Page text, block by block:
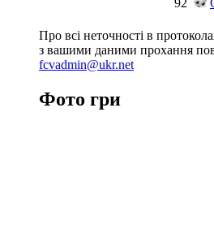
Про всі неточності в
з вашими даними прохання
fcvadmin@ukr.net
Фото гри